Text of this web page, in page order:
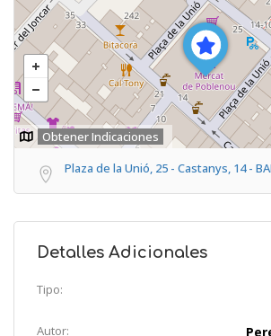
Obtener Indicaciones
Plaza de la Unió, 25 - Castanys, 14 -
Detalles Adicionales
Tipo:
Autor: